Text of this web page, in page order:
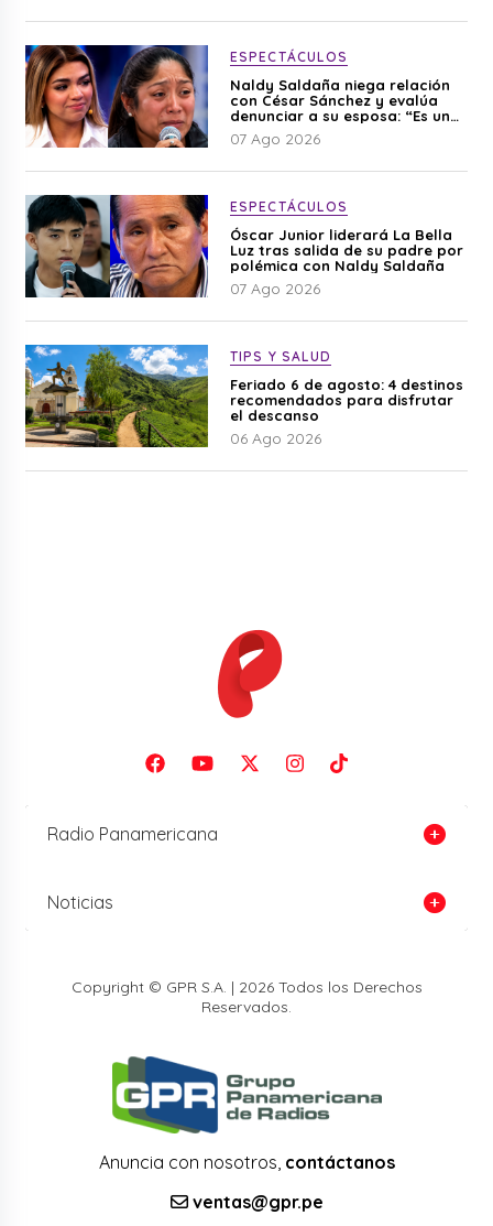
ESPECTÁCULOS
Naldy Saldaña niega relación
con César Sánchez y evalúa
denunciar a su esposa: “Es una
difamación”
07 Ago 2026
ESPECTÁCULOS
Óscar Junior liderará La Bella
Luz tras salida de su padre por
polémica con Naldy Saldaña
07 Ago 2026
TIPS Y SALUD
Feriado 6 de agosto: 4 destinos
recomendados para disfrutar
el descanso
06 Ago 2026
Radio Panamericana
Noticias
Copyright © GPR S.A. | 2026 Todos los Derechos
Reservados.
Anuncia con nosotros, contáctanos
ventas@gpr.pe